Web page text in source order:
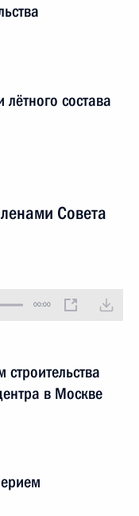
лётного состава
Совета
00:00
в Москве